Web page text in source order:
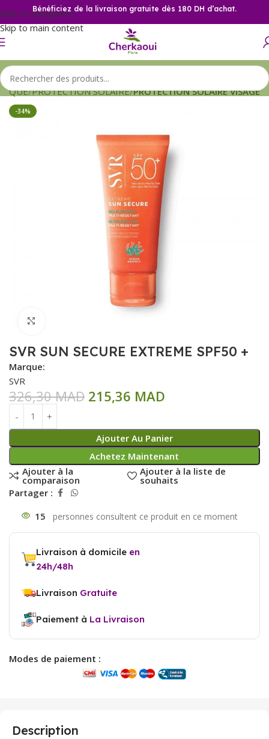
Skip to navigation
Skip to main content
Bénéficiez de la livraison gratuite dès 180 DH d’achat.
PROTECTION SOLAIRE PROTECTION SOLAIRE VISAGE
-34%
SVR SUN SECURE EXTREME SPF50 +
Marque:
SVR
326,30MAD 215,36 MAD
Ajouter Au Panier
Achetez Maintenant
Ajouter à la
comparaison
Ajouter à la liste de
souhaits
Partager :
15
Livraison à domicile en
24h/48h
Livraison Gratuite
Paiement à La Livraison
Modes de paiement :
Description